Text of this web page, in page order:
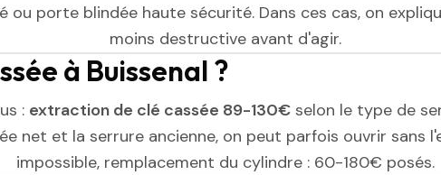
ou porte blindée haute sécurité. Dans ces cas, on
moins destructive avant d'agir.
à Buissenal ?
: extraction de clé cassée 89-130€ selon le type de
net et la serrure ancienne, on peut parfois ouvrir sans
impossible, remplacement du cylindre : 60-180€ posés.